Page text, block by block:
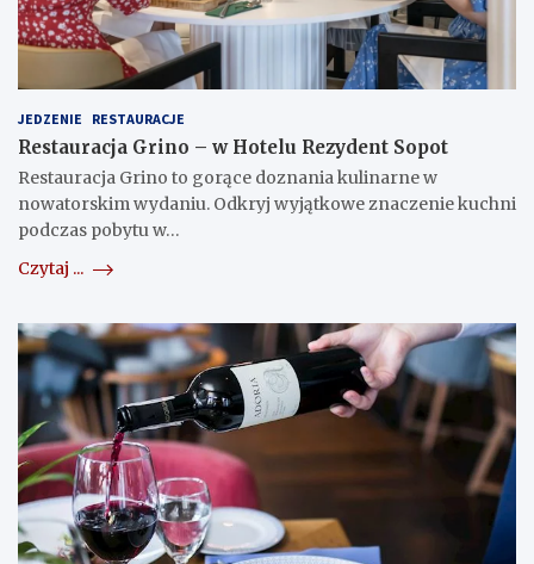
JEDZENIE RESTAURACJE
Restauracja Grino – w Hotelu Rezydent Sopot
Restauracja Grino to gorące doznania kulinarne w
nowatorskim wydaniu. Odkryj wyjątkowe znaczenie kuchni
podczas pobytu w…
Czytaj ...